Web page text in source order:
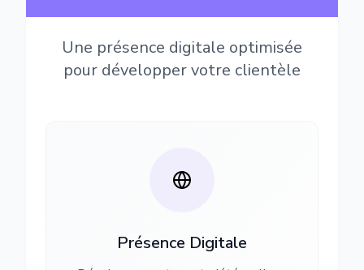
Une présence digitale optimisée
pour développer votre clientèle
Présence Digitale